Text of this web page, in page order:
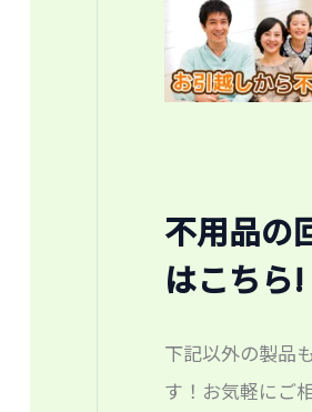
不用品の
はこちら!
下記以外の製品
す！お気軽にご